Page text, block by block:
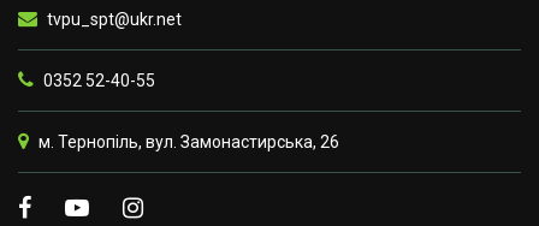
tvpu_spt@ukr.net
0352 52-40-55
м. Тернопіль, вул. Замонастирська, 26